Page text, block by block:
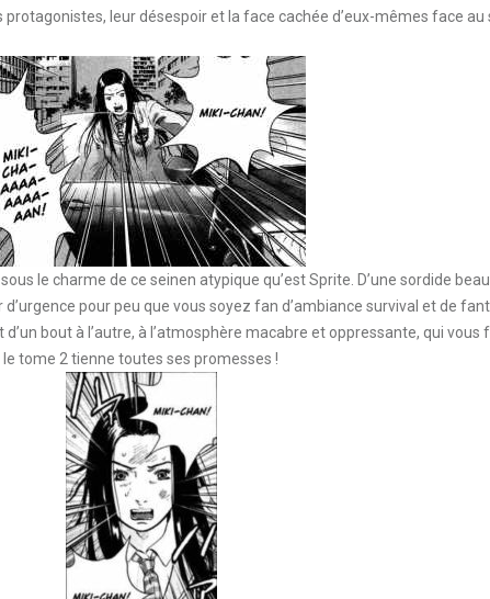
leur désespoir et la face cachée d’eux-mêmes face au
le charme de ce seinen atypique qu’est Sprite. D’une sordide
pour peu que vous soyez fan d’ambiance survival et de
bout à l’autre, à l’atmosphère macabre et oppressante, qui vous
tome 2 tienne toutes ses promesses !